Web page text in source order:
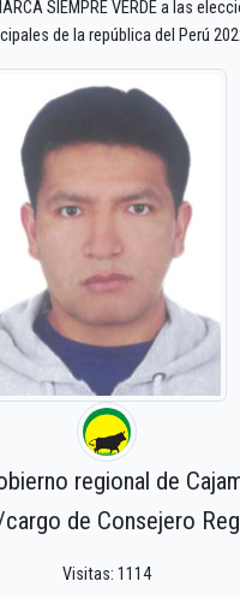
SIEMPRE VERDE a las
de la república del Perú
regional de
de Consejero
Visitas: 1114